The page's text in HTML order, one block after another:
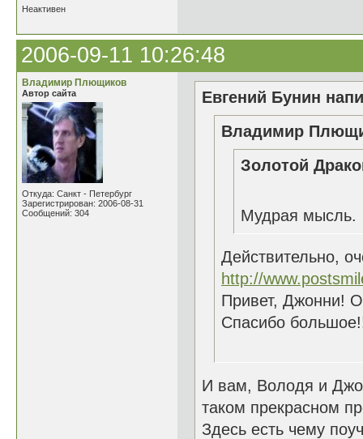
Неактивен
2006-09-11 10:26:48
Владимир Плющиков
Автор сайта
Откуда: Санкт - Петербург
Зарегистрирован: 2006-08-31
Сообщений: 304
Евгений Бунин
Владимир
Золотой
Мудрая мысль.
Действительно,
http://
Привет, Джонни!
Спасибо
И вам, Володя и
таком прекрасном
Здесь есть чему